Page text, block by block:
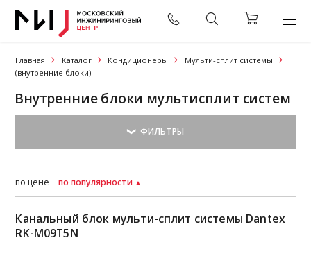
Главная Каталог Кондиционеры
Мульти-сплит системы
(внутренние блоки)
Внутренние блоки мультисплит систем
по цене по популярности
Канальный блок мульти-сплит системы Dantex
RK-M09T5N